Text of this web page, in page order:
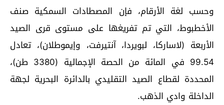
وحسب لغة الأرقام، فإن المصطادات السمكية صنف
الأخطبوط، التي تم تفريغها على مستوى قرى الصيد
الأربعة (لاساركا، لبويردا، آنتيرفت، وإيموطلان)، تعادل
99.54 في المائة من الحصة الإجمالية (3380 طن)،
المحددة لقطاع الصيد التقليدي بالدائرة البحرية لجهة
الداخلة وادي الذهب.